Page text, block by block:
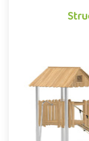
La combinaison
activités pour